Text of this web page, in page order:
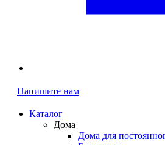
Напишите нам
Каталог
Дома
Дома для